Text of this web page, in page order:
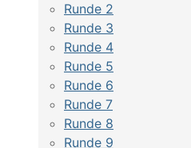
Runde 2
Runde 3
Runde 4
Runde 5
Runde 6
Runde 7
Runde 8
Runde 9